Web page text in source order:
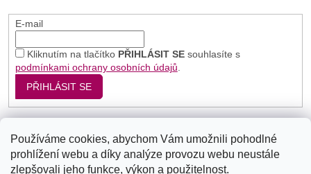
Používáme cookies, abychom Vám umožnili pohodlné
prohlížení webu a díky analýze provozu webu neustále
zlepšovali jeho funkce, výkon a použitelnost.
E-mail
Kliknutím na tlačítko PŘIHLÁSIT SEsouhlasíte s
podmínkami ochrany osobních údajů.
PŘIHLÁSIT SE
Seznam Google Bing